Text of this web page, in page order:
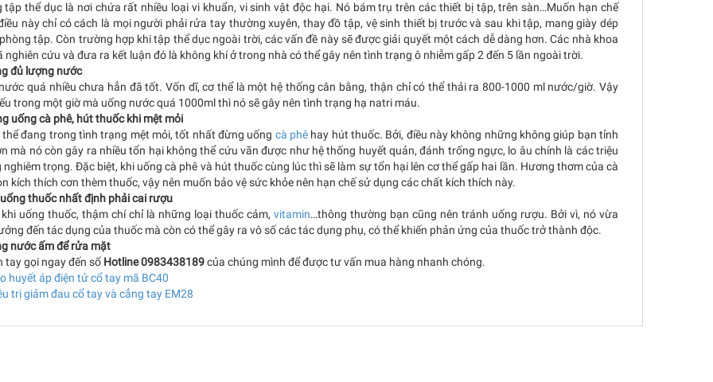
tập thể dục là nơi chứa rất nhiều loại vi khuẩn, vi sinh vật độc hại. Nó bám trụ trên các thiết bị tập, trên sàn…Muốn hạn chế
này chỉ có cách là mọi người phải rửa tay thường xuyên, thay đồ tập, vệ sinh thiết bị trước và sau khi tập, mang giày dép
tập. Còn trường hợp khi tập thể dục ngoài trời, các vấn đề này sẽ được giải quyết một cách dễ dàng hơn. Các nhà khoa
nghiên cứu và đưa ra kết luận đó là không khí ở trong nhà có thể gây nên tình trạng ô nhiễm gấp 2 đến 5 lần ngoài trời.
đủ lượng nước
quá nhiều chưa hẳn đã tốt. Vốn dĩ, cơ thể là một hệ thống cân bằng, thận chỉ có thể thải ra 800-1000 ml nước/giờ. Vậy
trong một giờ mà uống nước quá 1000ml thì nó sẽ gây nên tình trạng hạ natri máu.
uống cà phê, hút thuốc khi mệt mỏi
thể đang trong tình trạng mệt mỏi, tốt nhất đừng uống cà phê hay hút thuốc. Bởi, điều này không những không giúp bạn tỉnh
mà nó còn gây ra nhiều tổn hại không thể cứu vãn được như hệ thống huyết quản, đánh trống ngực, lo âu chính là các triệu
nghiêm trọng. Đặc biệt, khi uống cà phê và hút thuốc cùng lúc thì sẽ làm sự tổn hại lên cơ thể gấp hai lần. Hương thơm của cà
kích thích cơn thèm thuốc, vậy nên muốn bảo vệ sức khỏe nên hạn chế sử dụng các chất kích thích này.
thuốc nhất định phải cai rượu
uống thuốc, thậm chí chỉ là những loại thuốc cảm, vitamin…thông thường bạn cũng nên tránh uống rượu. Bởi vì, nó vừa
đến tác dụng của thuốc mà còn có thể gây ra vô số các tác dụng phụ, có thể khiến phản ứng của thuốc trở thành độc.
nước ấm để rửa mặt
tay gọi ngay đến số Hotline 0983438189của chúng mình để được tư vấn mua hàng nhanh chóng.
huyết áp điện tử cổ tay mã BC40
trị giảm đau cổ tay và cẳng tay EM28